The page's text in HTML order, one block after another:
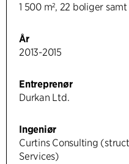
1 500 m², 22 boliger
År
2013-2015
Entreprenør
Durkan Ltd.
Ingeniør
Curtins Consulting
Services)